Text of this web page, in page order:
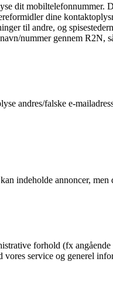
dit mobiltelefonnummer.
dine
til andre, og
nummer gennem R2N,
andres/falske e-
indeholde annoncer,
forhold (fx
service og generel